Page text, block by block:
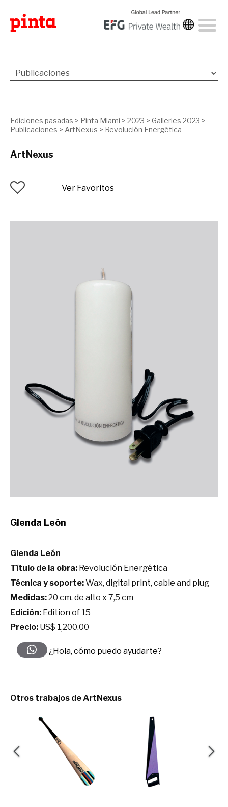
Ediciones pasadas > Pinta Miami > 2023 > Galleries 2023 >
Publicaciones > ArtNexus > Revolución Energética
ArtNexus
Ver Favoritos
Glenda León
Glenda León
Título de la obra: Revolución Energética
Técnica y soporte:Wax, digital print, cable and plug
Medidas:20 cm. de alto x 7,5 cm
Edición: Edition of 15
Precio: US$ 1,200.00
¿Hola, cómo puedo ayudarte?
Otros trabajos de ArtNexus